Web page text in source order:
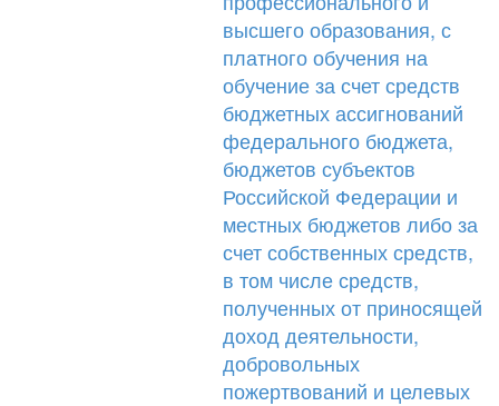
высшего образования, с
платного обучения на
обучение за счет средств
бюджетных ассигнований
федерального бюджета,
бюджетов субъектов
Российской Федерации и
местных бюджетов либо за
счет собственных средств,
в том числе средств,
полученных от приносящей
доход деятельности,
добровольных
пожертвований и целевых